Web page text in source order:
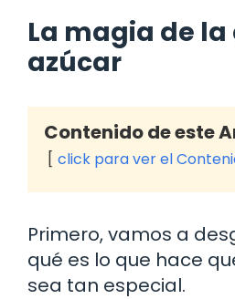
La magia de
azúcar
Contenido de este
click para ver el
Primero, vamos a
qué es lo que hace
sea tan especial.